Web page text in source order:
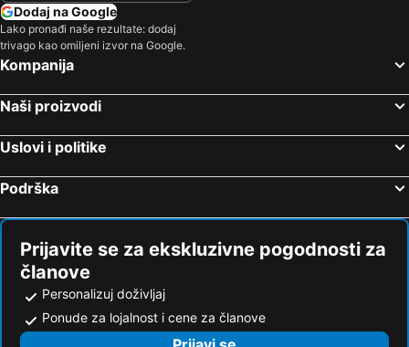
Dodaj na Google
Lako pronađi naše rezultate: dodaj
trivago kao omiljeni izvor na Google.
Kompanija
Naši proizvodi
Uslovi i politike
Podrška
Prijavite se za ekskluzivne pogodnosti za
članove
Personalizuj doživljaj
Ponude za lojalnost i cene za članove